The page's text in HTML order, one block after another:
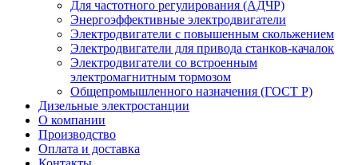
Для частотного регулирования (АДЧР)
Энергоэффективные электродвигатели
Электродвигатели с повышенным скольжением
Электродвигатели для привода станков-качалок
Электродвигатели со встроенным
электромагнитным тормозом
Общепромышленного назначения (ГОСТ Р)
Дизельные электростанции
О компании
Производство
Оплата и доставка